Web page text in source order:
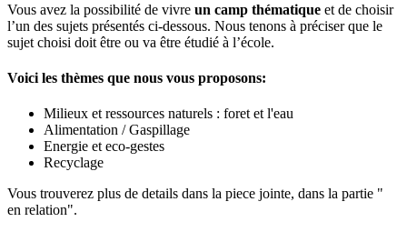
Vous avez la possibilité de vivre un camp thématique et de choisir
l’un des sujets présentés ci-dessous. Nous tenons à préciser que le
sujet choisi doit être ou va être étudié à l’école.
Voici les thèmes que nous vous proposons:
Milieux et ressources naturels : foret et l'eau
Alimentation / Gaspillage
Energie et eco-gestes
Recyclage
Vous trouverez plus de details dans la piece jointe, dans la partie "
en relation".